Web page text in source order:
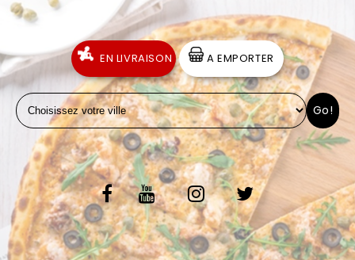
LA CARTE
VOTRE COMPTE
NOTRE RESTAURANT
VOS AVIS
MENTIONS LÉGALES
C.G.V
EN LIVRAISON A EMPORTER
Go!